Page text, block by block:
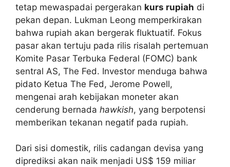
tetap mewaspadai pergerakan kurs rupiah di
pekan depan. Lukman Leong memperkirakan
bahwa rupiah akan bergerak fluktuatif. Fokus
pasar akan tertuju pada rilis risalah pertemuan
Komite Pasar Terbuka Federal (FOMC) bank
sentral AS, The Fed. Investor menduga bahwa
pidato Ketua The Fed, Jerome Powell,
mengenai arah kebijakan moneter akan
cenderung bernada hawkish, yang berpotensi
memberikan tekanan negatif pada rupiah.
Dari sisi domestik, rilis cadangan devisa yang
diprediksi akan naik menjadi US$ 159 miliar